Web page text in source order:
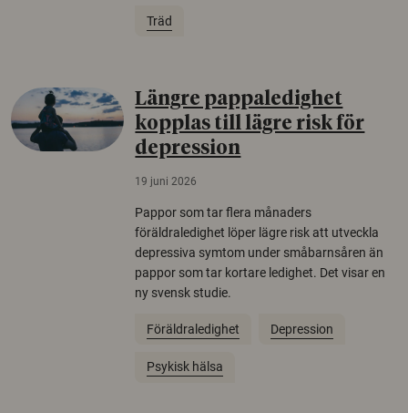
Träd
Längre pappaledighet
kopplas till lägre risk för
depression
19 juni 2026
Pappor som tar flera månaders
föräldraledighet löper lägre risk att utveckla
depressiva symtom under småbarnsåren än
pappor som tar kortare ledighet. Det visar en
ny svensk studie.
Föräldraledighet Depression
Psykisk hälsa